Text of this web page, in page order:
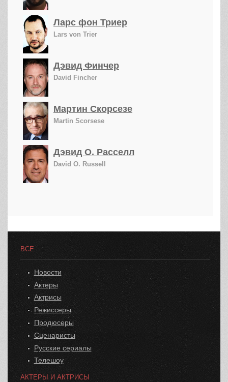
Ларс фон Триер
Lars von Trier
Дэвид Финчер
David Fincher
Мартин Скорсезе
Martin Scorsese
Дэвид О. Расселл
David O. Russell
ВСЕ
Новости
Актеры
Актрисы
Режиссеры
Продюсеры
Сценаристы
Русские сериалы
Телешоу
АКТЕРЫ И АКТРИСЫ